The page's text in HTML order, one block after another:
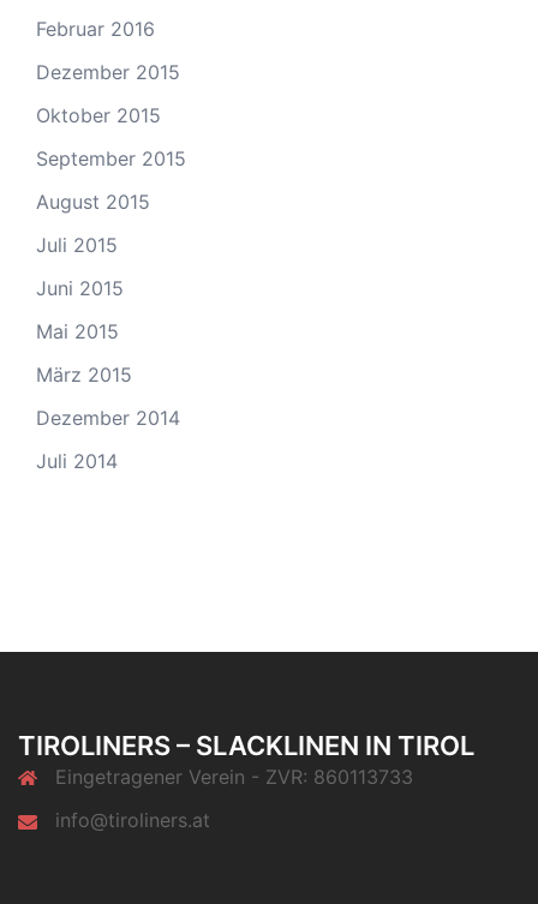
Februar 2016
Dezember 2015
Oktober 2015
September 2015
August 2015
Juli 2015
Juni 2015
Mai 2015
März 2015
Dezember 2014
Juli 2014
TIROLINERS – SLACKLINEN IN TIROL
Eingetragener Verein - ZVR: 860113733
info@tiroliners.at